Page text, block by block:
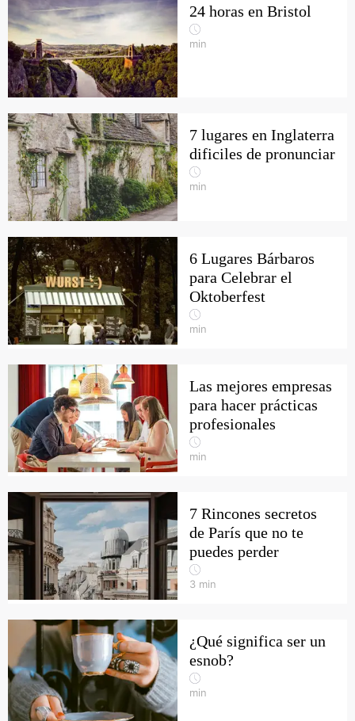
24 horas en Bristol
min
7 lugares en Inglaterra
dificiles de pronunciar
min
6 Lugares Bárbaros
para Celebrar el
Oktoberfest
min
Las mejores empresas
para hacer prácticas
profesionales
min
7 Rincones secretos
de París que no te
puedes perder
3 min
¿Qué significa ser un
esnob?
min